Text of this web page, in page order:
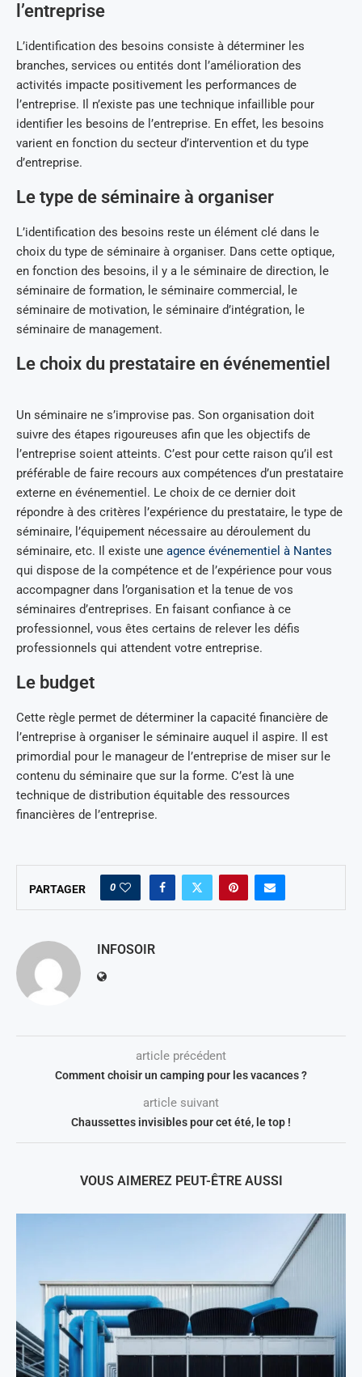
l’entreprise
L’identification des besoins consiste à déterminer les
branches, services ou entités dont l’amélioration des
activités impacte positivement les performances de
l’entreprise. Il n’existe pas une technique infaillible pour
identifier les besoins de l’entreprise. En effet, les besoins
varient en fonction du secteur d’intervention et du type
d’entreprise.
Le type de séminaire à organiser
L’identification des besoins reste un élément clé dans le
choix du type de séminaire à organiser. Dans cette optique,
en fonction des besoins, il y a le séminaire de direction, le
séminaire de formation, le séminaire commercial, le
séminaire de motivation, le séminaire d’intégration, le
séminaire de management.
Le choix du prestataire en événementiel
Un séminaire ne s’improvise pas. Son organisation doit
suivre des étapes rigoureuses afin que les objectifs de
l’entreprise soient atteints. C’est pour cette raison qu’il est
préférable de faire recours aux compétences d’un prestataire
externe en événementiel. Le choix de ce dernier doit
répondre à des critères l’expérience du prestataire, le type de
séminaire, l’équipement nécessaire au déroulement du
séminaire, etc. Il existe une agence événementiel à Nantes
qui dispose de la compétence et de l’expérience pour vous
accompagner dans l’organisation et la tenue de vos
séminaires d’entreprises. En faisant confiance à ce
professionnel, vous êtes certains de relever les défis
professionnels qui attendent votre entreprise.
Le budget
Cette règle permet de déterminer la capacité financière de
l’entreprise à organiser le séminaire auquel il aspire. Il est
primordial pour le manageur de l’entreprise de miser sur le
contenu du séminaire que sur la forme. C’est là une
technique de distribution équitable des ressources
financières de l’entreprise.
PARTAGER 0
INFOSOIR
article précédent
Comment choisir un camping pour les vacances ?
article suivant
Chaussettes invisibles pour cet été, le top !
VOUS AIMEREZ PEUT-ÊTRE AUSSI